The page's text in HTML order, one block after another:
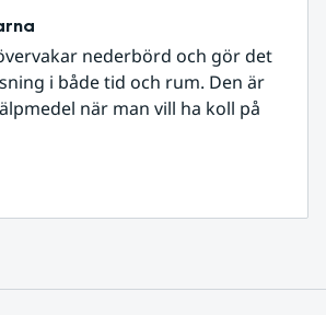
nederbörd och gör det
i både tid och rum. Den är
när man vill ha koll på